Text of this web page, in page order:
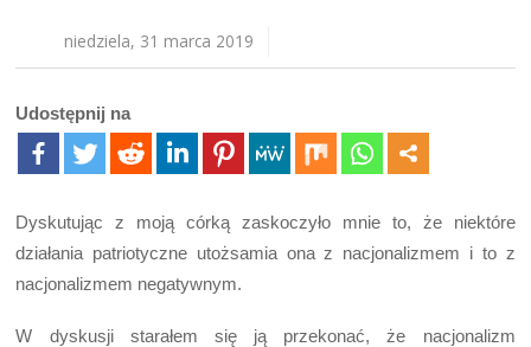
niedziela, 31 marca 2019
Udostępnij na
Dyskutując z moją córką zaskoczyło mnie to, że niektóre
działania patriotyczne utożsamia ona z nacjonalizmem i to z
nacjonalizmem negatywnym.
W dyskusji starałem się ją przekonać, że nacjonalizm